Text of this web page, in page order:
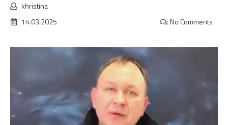
khristina
14.03.2025
No Comments